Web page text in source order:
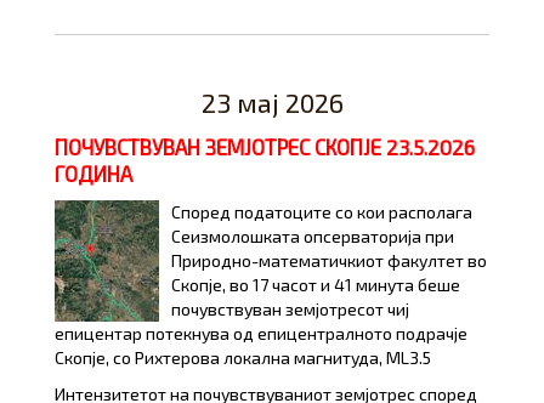
23 мај 2026
ПОЧУВСТВУВАН ЗЕМЈОТРЕС СКОПЈЕ 23.5.2026
ГОДИНА
Според податоците со кои располага
Сеизмолошката опсерваторија при
Природно-математичкиот факултет во
Скопје, во 17часот и 41 минута беше
почувствуван земјотресот чиј
епицентар потекнува од епицентралното подрачје
Скопје, со Рихтерова локална магнитуда, ML 3.5
Интензитетот на почувствуваниот земјотрес според